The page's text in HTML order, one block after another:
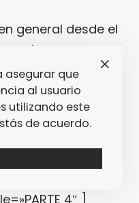
general desde el
tenían mezclando
y sintes
cuerda acústicos
Es una vía que
muchas de
4″ ]
asegurar que
al usuario
utilizando este
de acuerdo.